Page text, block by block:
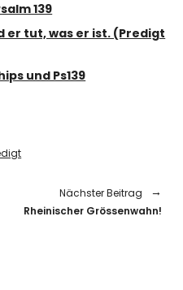
139
er tut, was er ist. (Predigt
und Ps139
Nächster Beitrag
Rheinischer Grössenwahn!